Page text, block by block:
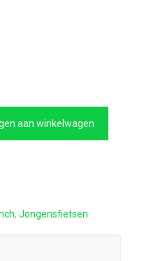
aan winkelwagen
, Jongensfietsen